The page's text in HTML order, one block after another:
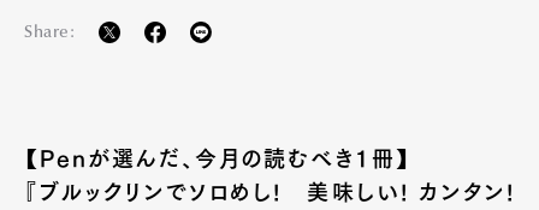
Share:
【Penが選んだ、今月の読むべき1冊】
『ブルックリンでソロめし! 美味しい! カンタン!